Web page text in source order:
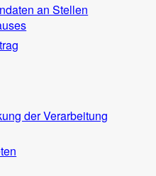
an Stellen
der Verarbeitung